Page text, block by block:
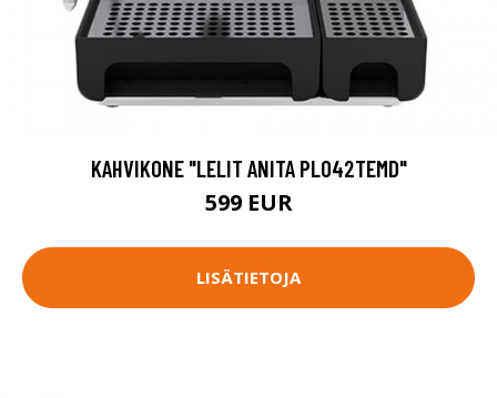
KAHVIKONE "LELIT ANITA PL042TEMD"
599 EUR
LISÄTIETOJA